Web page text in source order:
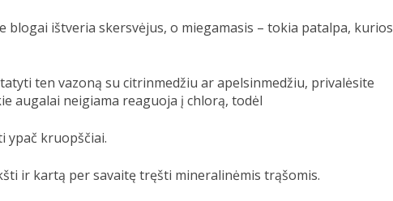
blogai ištveria skersvėjus, o miegamasis – tokia patalpa, kurios
ten vazoną su citrinmedžiu ar apelsinmedžiu, privalėsite
augalai neigiama reaguoja į chlorą, todėl
ypač kruopščiai.
ir kartą per savaitę tręšti mineralinėmis trąšomis.